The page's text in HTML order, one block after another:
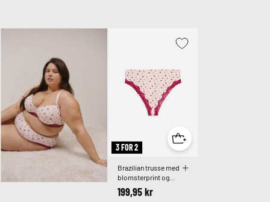
3 FOR 2
Brazilian trusse med
blomsterprint og
blonde
199,95 kr